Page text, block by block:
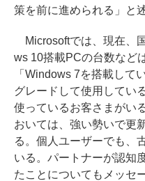
策を前に進められる」と
Microsoftでは、現在、
ws 10搭載PCの台数など
「Windows 7を搭載して
グレードして使用してい
使っているお客さまがい
おいては、強い勢いで更
る。個人ユーザーでも、
いる。パートナーが認知
たことについてもメッセ